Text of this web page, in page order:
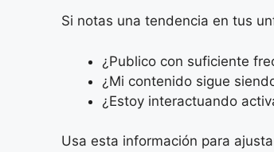
Si notas una tendencia en tus
¿Publico con suficiente
¿Mi contenido sigue
¿Estoy interactuando
Usa esta información para